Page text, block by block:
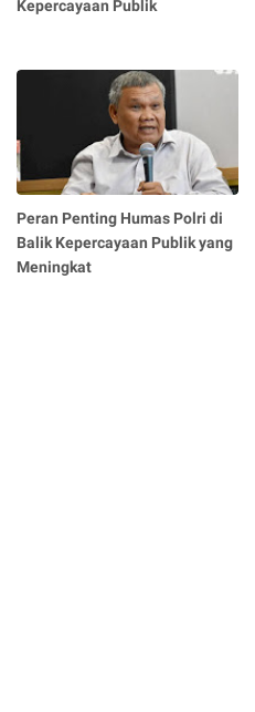
Kepercayaan Publik
Peran Penting Humas Polri di
Balik Kepercayaan Publik yang
Meningkat